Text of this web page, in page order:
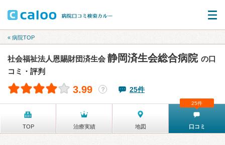
« 病院TOP
社会福祉法人恩賜財団済生会 静岡済生会総合病院 の口
コミ・評判
3.99 ？ 25件
TOP 治療実績 地図 口コミ
25件